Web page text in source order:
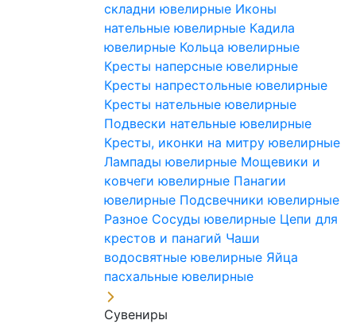
складни ювелирные Иконы
нательные ювелирные Кадила
ювелирные Кольца ювелирные
Кресты наперсные ювелирные
Кресты напрестольные ювелирные
Кресты нательные ювелирные
Подвески нательные ювелирные
Кресты, иконки на митру ювелирные
Лампады ювелирные Мощевики и
ковчеги ювелирные Панагии
ювелирные Подсвечники ювелирные
Разное Сосуды ювелирные Цепи для
крестов и панагий Чаши
водосвятные ювелирные Яйца
пасхальные ювелирные
Сувениры